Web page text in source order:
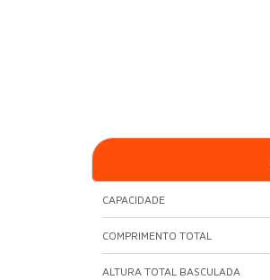
CAPACIDADE
COMPRIMENTO TOTAL
ALTURA TOTAL BASCULADA